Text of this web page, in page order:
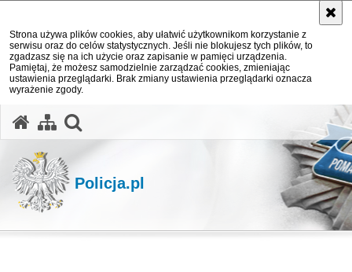
Strona używa plików cookies, aby ułatwić użytkownikom korzystanie z
serwisu oraz do celów statystycznych. Jeśli nie blokujesz tych plików, to
zgadzasz się na ich użycie oraz zapisanie w pamięci urządzenia.
Pamiętaj, że możesz samodzielnie zarządzać cookies, zmieniając
ustawienia przeglądarki. Brak zmiany ustawienia przeglądarki oznacza
wyrażenie zgody.
Policja.pl